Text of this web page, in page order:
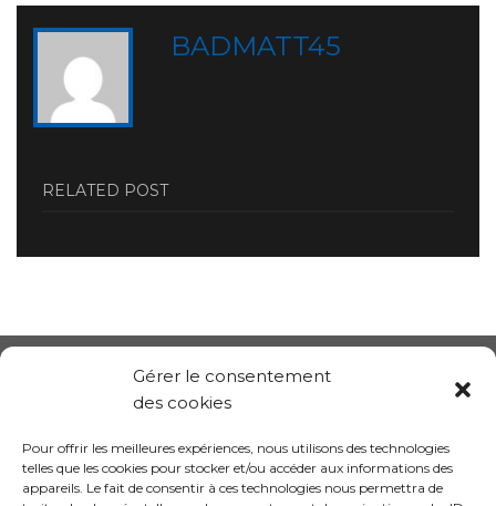
Gérer le consentement
des cookies
Pour offrir les meilleures expériences, nous utilisons des technologies
telles que les cookies pour stocker et/ou accéder aux informations des
appareils. Le fait de consentir à ces technologies nous permettra de
BADMATT45
RELATED POST